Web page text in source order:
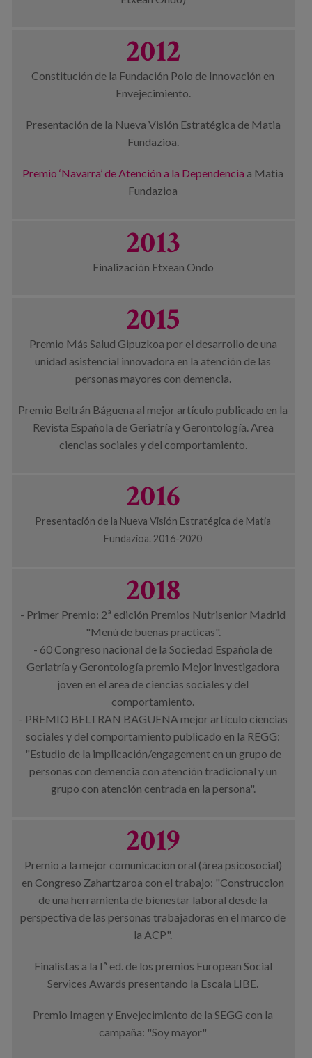
2012
Constitución de la Fundación Polo de Innovación en
Envejecimiento.
Presentación de la Nueva Visión Estratégica de Matia
Fundazioa.
Premio ‘Navarra’ de Atención a la Dependencia a Matia
Fundazioa
2013
Finalización Etxean Ondo
2015
Premio Más Salud Gipuzkoa por el desarrollo de una
unidad asistencial innovadora en la atención de las
personas mayores con demencia.
Premio Beltrán Báguena al mejor artículo publicado en la
Revista Española de Geriatría y Gerontología. Area
ciencias sociales y del comportamiento.
2016
Presentación de la Nueva Visión Estratégica de Matia
Fundazioa. 2016-2020
2018
- Primer Premio: 2ª edición Premios Nutrisenior Madrid
"Menú de buenas practicas".
- 60 Congreso nacional de la Sociedad Española de
Geriatría y Gerontología premio Mejor investigadora
joven en el area de ciencias sociales y del
comportamiento.
- PREMIO BELTRAN BAGUENA mejor artículo ciencias
sociales y del comportamiento publicado en la REGG:
"Estudio de la implicación/engagement en un grupo de
personas con demencia con atención tradicional y un
grupo con atención centrada en la persona".
2019
Premio a la mejor comunicacion oral (área psicosocial)
en Congreso Zahartzaroa con el trabajo: "Construccion
de una herramienta de bienestar laboral desde la
perspectiva de las personas trabajadoras en el marco de
la ACP".
Finalistas a la Iª ed. de los premios European Social
Services Awards presentando la Escala LIBE.
Premio Imagen y Envejecimiento de la SEGG con la
campaña: "Soy mayor"